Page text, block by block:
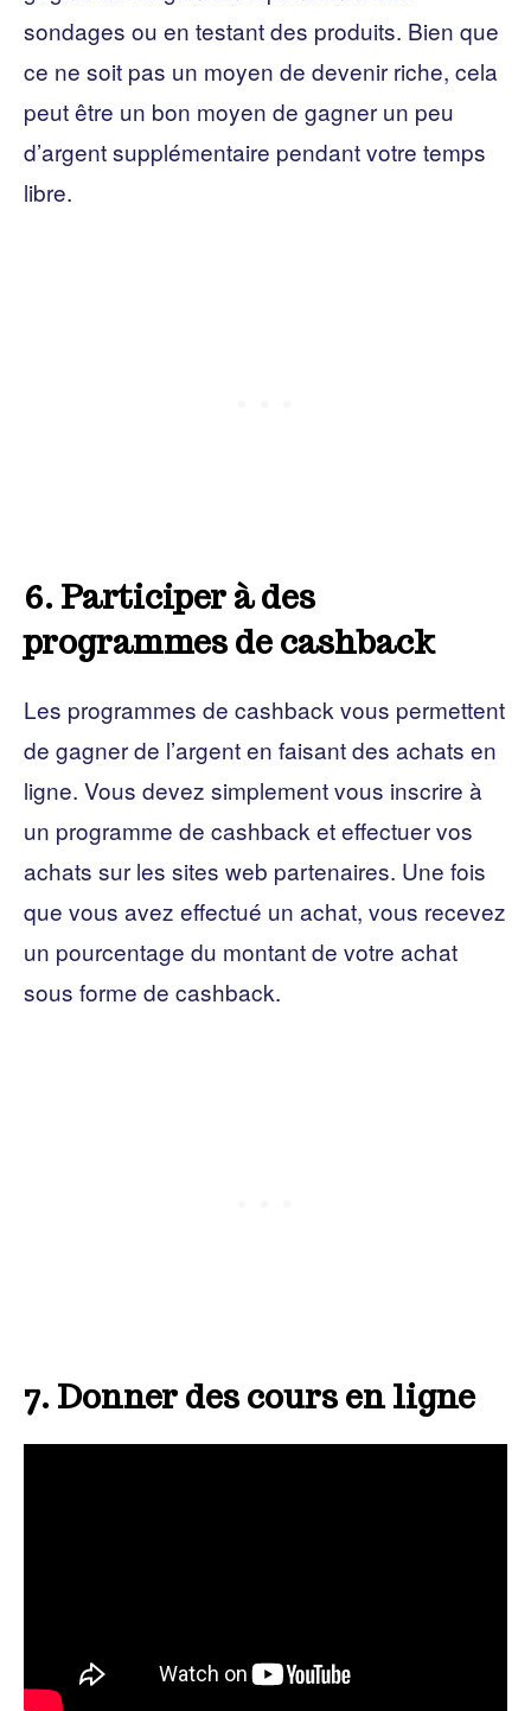
sondages ou en testant des produits. Bien que
ce ne soit pas un moyen de devenir riche, cela
peut être un bon moyen de gagner un peu
d’argent supplémentaire pendant votre temps
libre.
6. Participer à des
programmes de cashback
Les programmes de cashback vous permettent
de gagner de l’argent en faisant des achats en
ligne. Vous devez simplement vous inscrire à
un programme de cashback et effectuer vos
achats sur les sites web partenaires. Une fois
que vous avez effectué un achat, vous recevez
un pourcentage du montant de votre achat
sous forme de cashback.
7. Donner des cours en ligne